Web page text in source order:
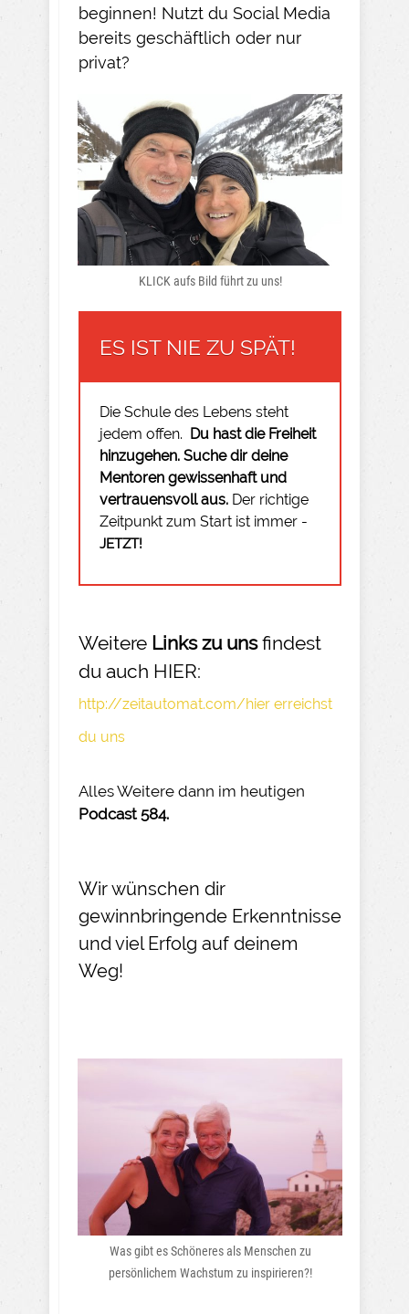
beginnen! Nutzt du Social Media
bereits geschäftlich oder nur
privat?
KLICK aufs Bild führt zu uns!
ES IST NIE ZU SPÄT!
Die Schule des Lebens steht
jedem offen.
Du hast die Freiheit
hinzugehen. Suche dir deine
Mentoren gewissenhaft und
vertrauensvoll aus. Der richtige
Zeitpunkt zum Start ist immer -
JETZT!
Weitere Links zu unsfindest
du auch HIER:
http://zeitautomat.com/hier erreichst
du uns
Alles Weitere dann im heutigen
Podcast 584.
Wir wünschen dir
gewinnbringende Erkenntnisse
und viel Erfolg auf deinem
Weg!
Was gibt es Schöneres als Menschen zu
persönlichem Wachstum zu inspirieren?!